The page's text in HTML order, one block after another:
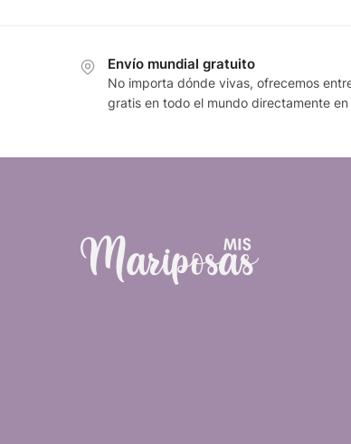
Envío mundial gratuito
No importa dónde vivas, ofrecemos
gratis en todo el mundo directamente en